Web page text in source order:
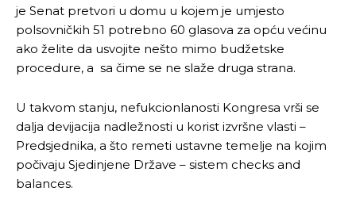
je Senat pretvori u domu u kojem je umjesto
polsovničkih 51 potrebno 60 glasova za opću većinu
ako želite da usvojite nešto mimo budžetske
procedure, a sa čime se ne slaže druga strana.
U takvom stanju, nefukcionlanosti Kongresa vrši se
dalja devijacija nadležnosti u korist izvršne vlasti –
Predsjednika, a što remeti ustavne temelje na kojim
počivaju Sjedinjene Države – sistem checks and
balances.